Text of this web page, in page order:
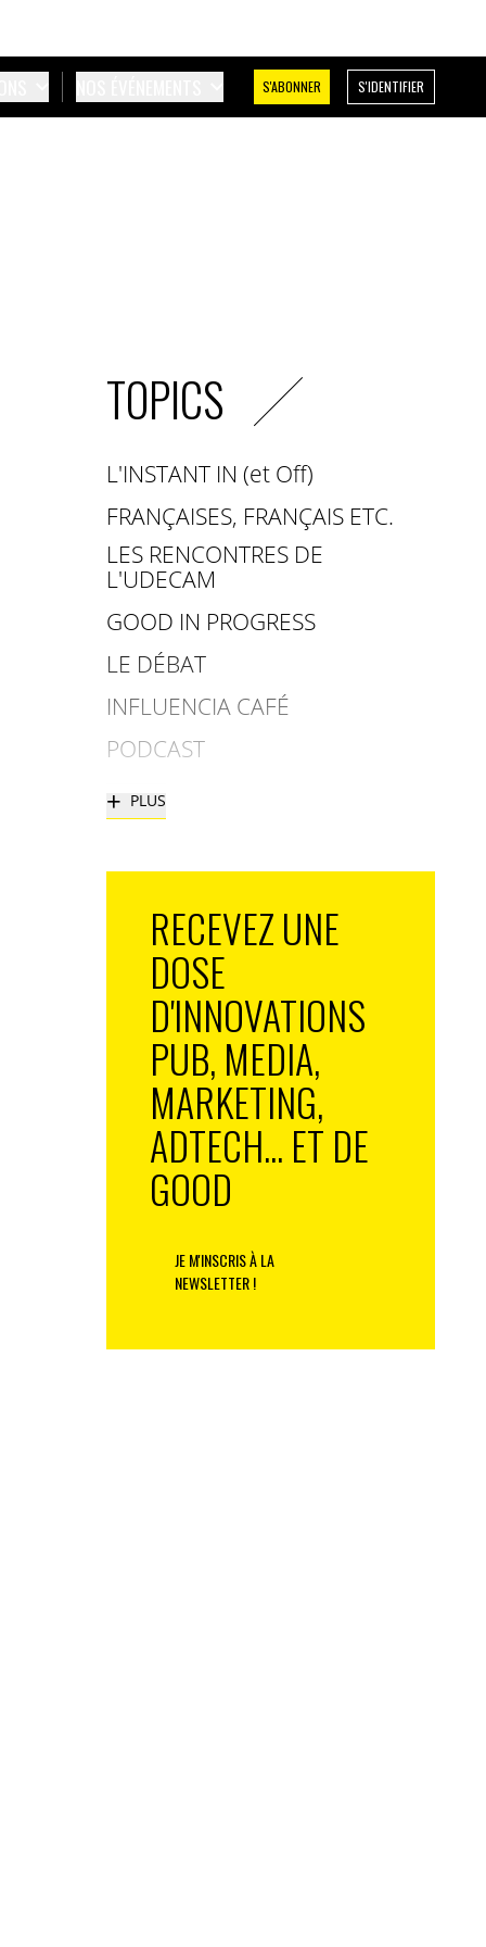
S'ABONNER S'IDENTIFIER
TOPICS
L'INSTANT IN (et Off)
FRANÇAISES, FRANÇAIS ETC.
LES RENCONTRES DE
L'UDECAM
GOOD IN PROGRESS
LE DÉBAT
INFLUENCIA CAFÉ
PODCAST
+ PLUS
RECEVEZ UNE
DOSE
D'INNOVATIONS
PUB, MEDIA,
MARKETING,
ADTECH... ET DE
GOOD
JE M'INSCRIS À LA
NEWSLETTER !